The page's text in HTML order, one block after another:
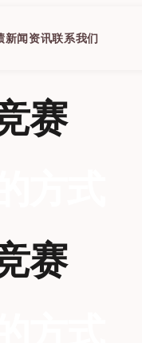
新闻资讯联系我们
赛
赛